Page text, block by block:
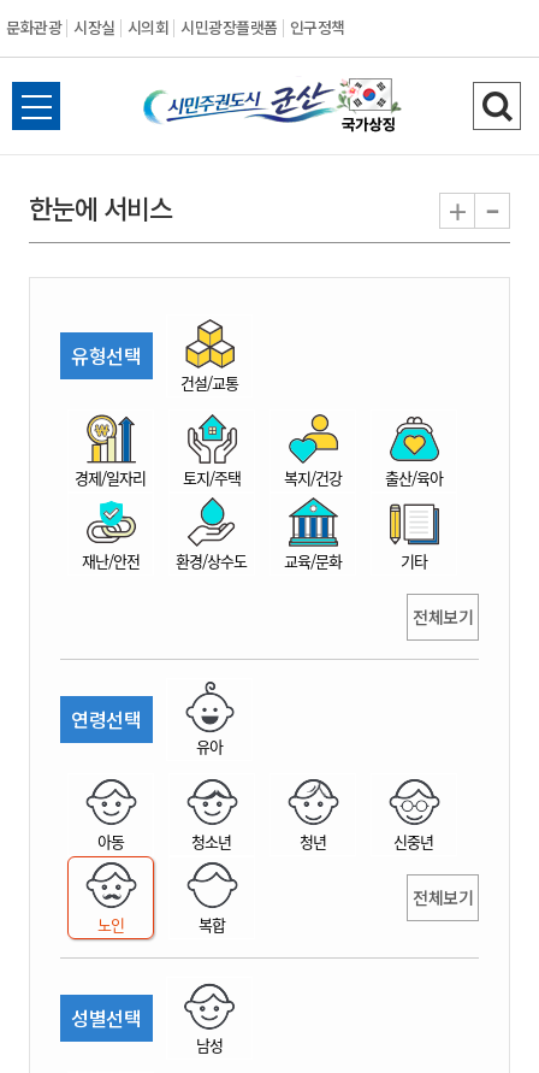
문화관광 시장실 시의회 시민광장플랫폼 인구정책
시
민
권
시
산
전
체
뉴
열
검
색
기
한눈에 서비스 + -
유형선택
건설/교통
경제/일자리 토지/주택 복지/건강 출산/육아
재난/안전 환경/상수도 교육/문화 기타
전체보기
연령선택
유아
아동 청소년 청년 신중년
노인 복합
전체보기
성별선택
남성